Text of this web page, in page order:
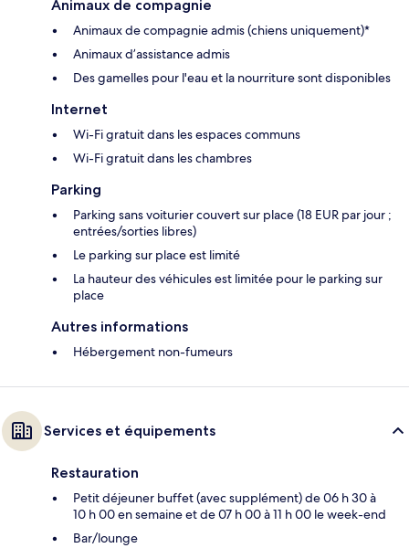
Animaux de compagnie
Animaux de compagnie admis (chiens uniquement)*
Animaux d’assistance admis
Des gamelles pour l'eau et la nourriture sont disponibles
Internet
Wi-Fi gratuit dans les espaces communs
Wi-Fi gratuit dans les chambres
Parking
Parking sans voiturier couvert sur place (18 EUR par jour ;
entrées/sorties libres)
Le parking sur place est limité
La hauteur des véhicules est limitée pour le parking sur
place
Autres informations
Hébergement non-fumeurs
Services et équipements
Restauration
Petit déjeuner buffet (avec supplément) de 06 h 30 à
10 h 00 en semaine et de 07 h 00 à 11 h 00 le week-end
Bar/lounge